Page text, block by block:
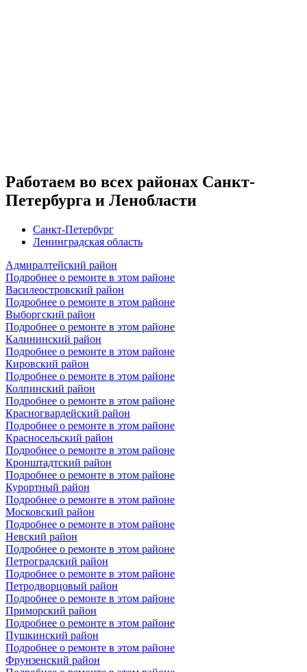
Работаем во всех районах Санкт-
Петербурга и Ленобласти
Санкт-Петербург
Ленинградская область
Адмиралтейский район
Подробнее о ремонте в этом районе
Василеостровский район
Подробнее о ремонте в этом районе
Выборгский район
Подробнее о ремонте в этом районе
Калининский район
Подробнее о ремонте в этом районе
Кировский район
Подробнее о ремонте в этом районе
Колпинский район
Подробнее о ремонте в этом районе
Красногвардейский район
Подробнее о ремонте в этом районе
Красносельский район
Подробнее о ремонте в этом районе
Кронштадтский район
Подробнее о ремонте в этом районе
Курортный район
Подробнее о ремонте в этом районе
Московский район
Подробнее о ремонте в этом районе
Невский район
Подробнее о ремонте в этом районе
Петроградский район
Подробнее о ремонте в этом районе
Петродворцовый район
Подробнее о ремонте в этом районе
Приморский район
Подробнее о ремонте в этом районе
Пушкинский район
Подробнее о ремонте в этом районе
Фрунзенский район